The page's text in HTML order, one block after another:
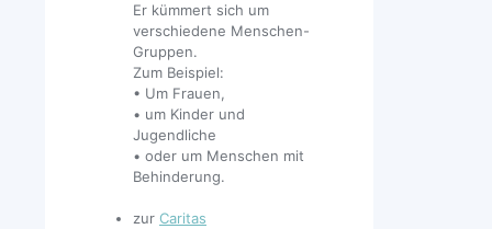
Er kümmert sich um
verschiedene Menschen-
Gruppen.
Zum Beispiel:
• Um Frauen,
• um Kinder und
Jugendliche
• oder um Menschen mit
Behinderung.
zur Caritas